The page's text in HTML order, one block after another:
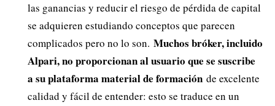
las ganancias y reducir el riesgo de pérdida de capital
se adquieren estudiando conceptos que parecen
complicados pero no lo son. Muchos bróker, incluido
Alpari, no proporcionan al usuario que se suscribe
a su plataforma material de formación de excelente
calidad y fácil de entender: esto se traduce en un